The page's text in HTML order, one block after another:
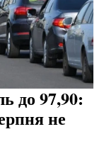
до 97,90:
не